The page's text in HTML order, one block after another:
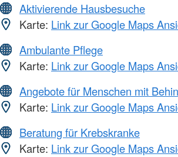
Aktivierende Hausbesuche
Karte: Link zur Google Maps
Ambulante Pflege
Karte: Link zur Google Maps
Angebote für Menschen mit
Karte: Link zur Google Maps
Beratung für Krebskranke
Karte: Link zur Google Maps